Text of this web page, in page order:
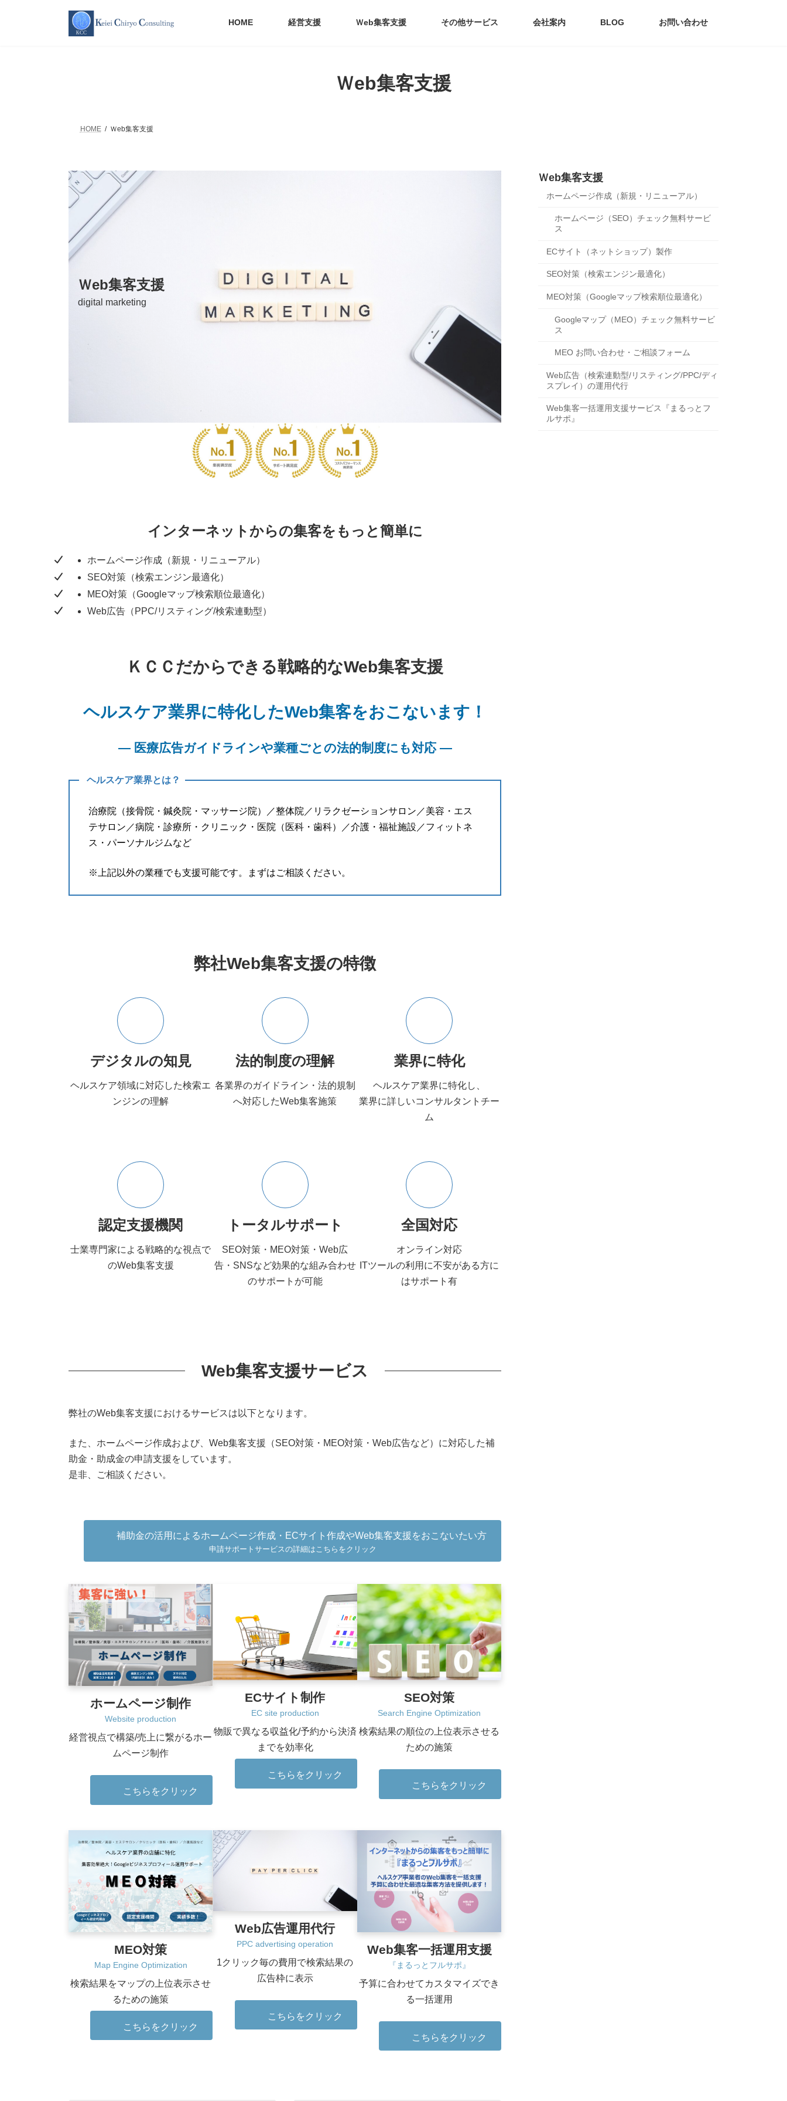
HOME 経営支援 Ｗeb集客支援 その他サービス 会社案内 BLOG お問い合わせ
Ｗeb集客支援
HOME Ｗeb集客支援
Ｗeb集客支援
digital marketing
インターネットからの集客をもっと簡単に
ホームページ作成（新規・リニューアル）
SEO対策（検索エンジン最適化）
MEO対策（Googleマップ検索順位最適化）
Web広告（PPC/リスティング/検索連動型）
ＫＣＣだからできる戦略的なWeb集客支援
ヘルスケア業界に特化したWeb集客をおこないます！
— 医療広告ガイドラインや業種ごとの法的制度にも対応 —
ヘルスケア業界とは？
治療院（接骨院・鍼灸院・マッサージ院）／整体院／リラクゼーションサロン／美容・エス
テサロン／病院・診療所・クリニック・医院（医科・歯科）／介護・福祉施設／フィットネ
ス・パーソナルジムなど
※上記以外の業種でも支援可能です。まずはご相談ください。
弊社Web集客支援の特徴
デジタルの知見
ヘルスケア領域に対応した検索エ
ンジンの理解
法的制度の理解
各業界のガイドライン・法的規制
へ対応したWeb集客施策
業界に特化
ヘルスケア業界に特化し、
業界に詳しいコンサルタントチー
ム
認定支援機関
士業専門家による戦略的な視点で
のWeb集客支援
トータルサポート
SEO対策・MEO対策・Web広
告・SNSなど効果的な組み合わせ
のサポートが可能
全国対応
オンライン対応
ITツールの利用に不安がある方に
はサポート有
Web集客支援サービス
弊社のWeb集客支援におけるサービスは以下となります。
また、ホームページ作成および、Web集客支援（SEO対策・MEO対策・Web広告など）に対応した補
助金・助成金の申請支援をしています。
是非、ご相談ください。
補助金の活用によるホームページ作成・ECサイト作成やWeb集客支援をおこないたい方
申請サポートサービスの詳細はこちらをクリック
ホームページ制作
Website production
経営視点で構築/売上に繋がるホー
ムページ制作
こちらをクリック
ECサイト制作
EC site production
物販で異なる収益化/予約から決済
までを効率化
こちらをクリック
SEO対策
Search Engine Optimization
検索結果の順位の上位表示させる
ための施策
こちらをクリック
MEO対策
Map Engine Optimization
検索結果をマップの上位表示させ
るための施策
こちらをクリック
Web広告運用代行
PPC advertising operation
1クリック毎の費用で検索結果の
広告枠に表示
こちらをクリック
Web集客一括運用支援
『まるっとフルサポ』
予算に合わせてカスタマイズでき
る一括運用
こちらをクリック
Ｗeb集客支援
ホームページ作成（新規・リニューアル）
ホームページ（SEO）チェック無料サービ
ス
ECサイト（ネットショップ）製作
SEO対策（検索エンジン最適化）
MEO対策（Googleマップ検索順位最適化）
Googleマップ（MEO）チェック無料サービ
ス
MEO お問い合わせ・ご相談フォーム
Web広告（検索連動型/リスティング/PPC/ディ
スプレイ）の運用代行
Web集客一括運用支援サービス『まるっとフ
ルサポ』